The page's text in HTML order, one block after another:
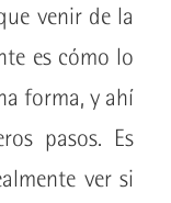
venir de la
es cómo lo
forma, y ahí
pasos. Es
ver si